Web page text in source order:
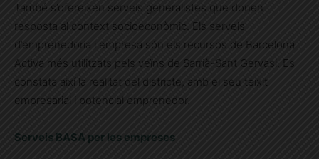
També s’ofereixen serveis generalistes que donen
resposta al context socioeconòmic. Els serveis
d’emprenedoria i empresa són els recursos de Barcelona
Activa més utilitzats pels veïns de Sarrià-Sant Gervasi. Es
constata així la realitat del districte, amb el seu teixit
empresarial i potencial emprenedor.
Serveis BASA per les empreses